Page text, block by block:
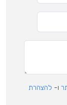
ו- להצהרת